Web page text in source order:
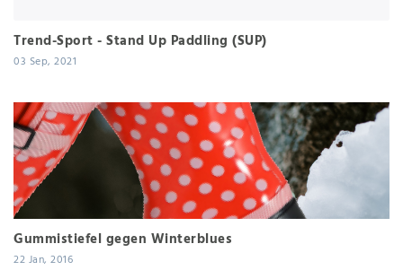
Trend-Sport - Stand Up Paddling (SUP)
03 Sep, 2021
Gummistiefel gegen Winterblues
22 Jan, 2016